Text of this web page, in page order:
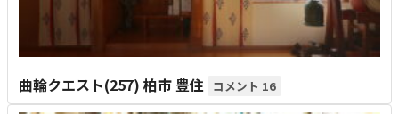
曲輪クエスト(257) 柏市 豊住 16